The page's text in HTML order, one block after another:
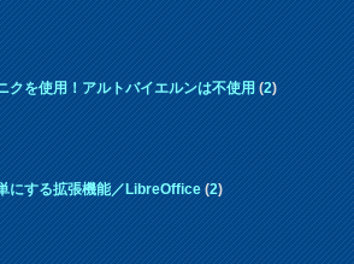
クを使用！アルトバイエルンは不使用(2)
にする拡張機能／LibreOffice(2)